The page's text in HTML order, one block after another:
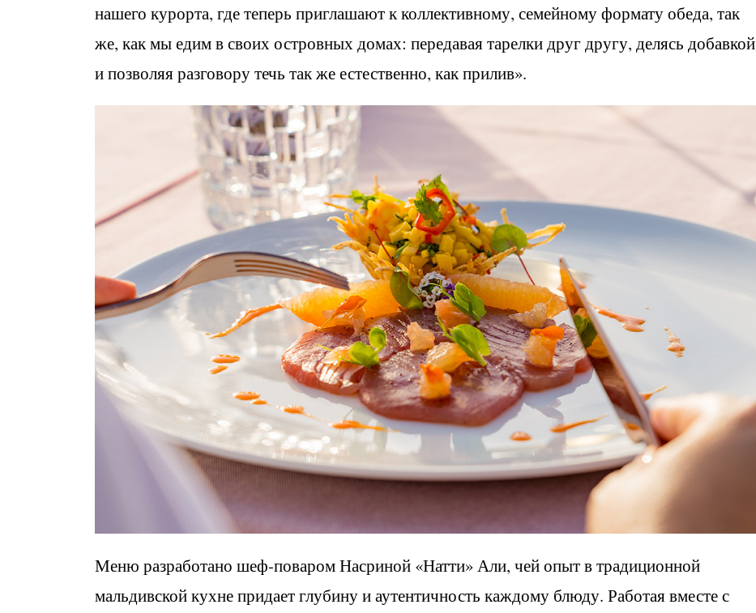
нашего курорта, где теперь приглашают к коллективному, семейному формату обеда, так
же, как мы едим в своих островных домах: передавая тарелки друг другу, делясь добавкой
и позволяя разговору течь так же естественно, как прилив».
Меню разработано шеф-поваром Насриной «Натти» Али, чей опыт в традиционной
мальдивской кухне придает глубину и аутентичность каждому блюду. Работая вместе с